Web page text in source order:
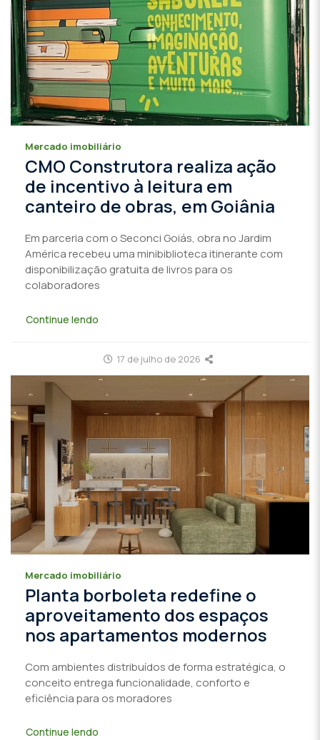
Mercado imobiliário
CMO Construtora realiza ação
de incentivo à leitura em
canteiro de obras, em Goiânia
Em parceria com o Seconci Goiás, obra no Jardim
América recebeu uma minibiblioteca itinerante com
disponibilização gratuita de livros para os
colaboradores
Continue lendo
17 de julho de 2026
Mercado imobiliário
Planta borboleta redefine o
aproveitamento dos espaços
nos apartamentos modernos
Com ambientes distribuídos de forma estratégica, o
conceito entrega funcionalidade, conforto e
eficiência para os moradores
Continue lendo